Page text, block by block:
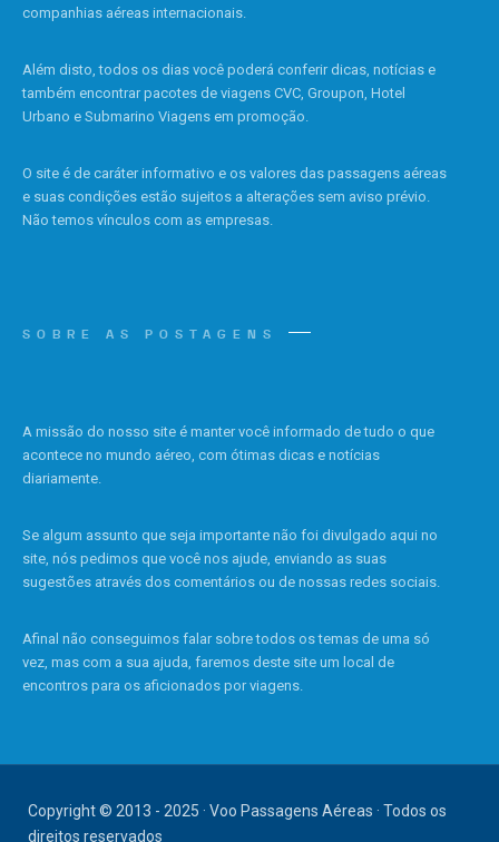
companhias aéreas internacionais.
Além disto, todos os dias você poderá conferir dicas, notícias e
também encontrar pacotes de viagens CVC, Groupon, Hotel
Urbano e Submarino Viagens em promoção.
O site é de caráter informativo e os valores das passagens aéreas
e suas condições estão sujeitos a alterações sem aviso prévio.
Não temos vínculos com as empresas.
SOBRE AS POSTAGENS
A missão do nosso site é manter você informado de tudo o que
acontece no mundo aéreo, com ótimas dicas e notícias
diariamente.
Se algum assunto que seja importante não foi divulgado aqui no
site, nós pedimos que você nos ajude, enviando as suas
sugestões através dos comentários ou de nossas redes sociais.
Afinal não conseguimos falar sobre todos os temas de uma só
vez, mas com a sua ajuda, faremos deste site um local de
encontros para os aficionados por viagens.
Copyright © 2013 - 2025 · Voo Passagens Aéreas · Todos os
direitos reservados